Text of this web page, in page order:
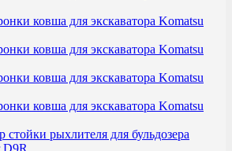
ковша для экскаватора Komatsu
ковша для экскаватора Komatsu
ковша для экскаватора Komatsu
ковша для экскаватора Komatsu
стойки рыхлителя для бульдозера